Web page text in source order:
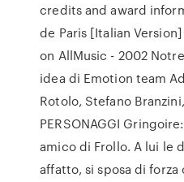
credits and award
de Paris [Italian
on AllMusic - 2002
idea di Emotion team
Rotolo, Stefano
PERSONAGGI
amico di Frollo. A lui le
affatto, si sposa di forza